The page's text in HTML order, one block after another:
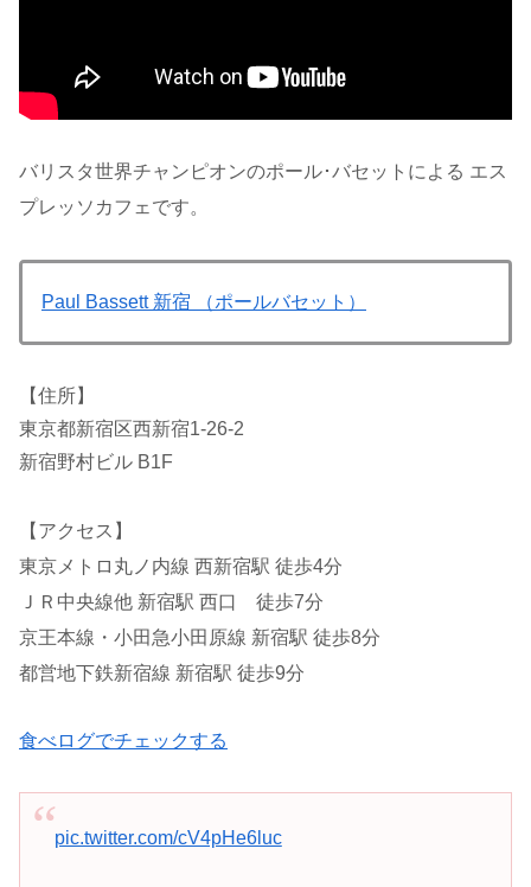
バリスタ世界チャンピオンのポール･バセットによる エス
プレッソカフェです。
Paul Bassett 新宿 （ポールバセット）
【住所】
東京都新宿区西新宿1-26-2
新宿野村ビル B1F
【アクセス】
東京メトロ丸ノ内線 西新宿駅 徒歩4分
ＪＲ中央線他 新宿駅 西口 徒歩7分
京王本線・小田急小田原線 新宿駅 徒歩8分
都営地下鉄新宿線 新宿駅 徒歩9分
食べログでチェックする
pic.twitter.com/cV4pHe6luc